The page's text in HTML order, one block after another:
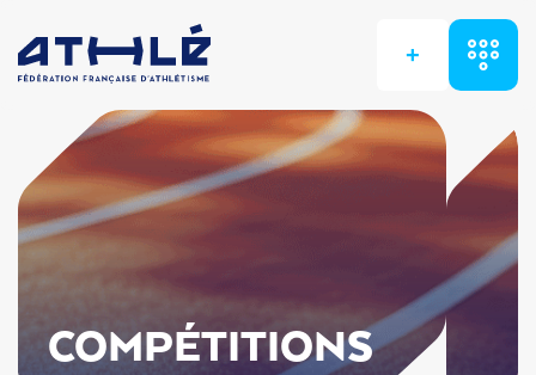
+
COMPÉTITIONS